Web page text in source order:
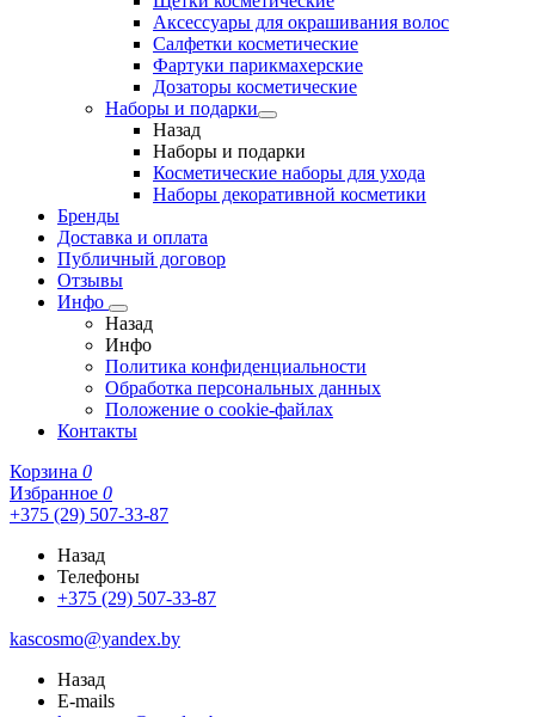
Аксессуары для окрашивания волос
Салфетки косметические
Фартуки парикмахерские
Дозаторы косметические
Наборы и подарки
Назад
Наборы и подарки
Косметические наборы для ухода
Наборы декоративной косметики
Бренды
Доставка и оплата
Публичный договор
Отзывы
Инфо
Назад
Инфо
Политика конфиденциальности
Обработка персональных данных
Положение о cookie-файлах
Контакты
Корзина 0
Избранное 0
+375 (29) 507-33-87
Назад
Телефоны
+375 (29) 507-33-87
kascosmo@yandex.by
Назад
E-mails